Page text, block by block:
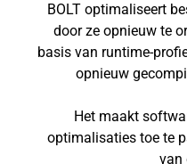
BOLT optimaliseert
door ze opnieuw te
basis van runtime-
opnieuw
Het maakt
optimalisaties toe te
van